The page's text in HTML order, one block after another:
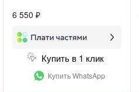
6 550 ₽
Купить в 1 клик
Купить WhatsApp